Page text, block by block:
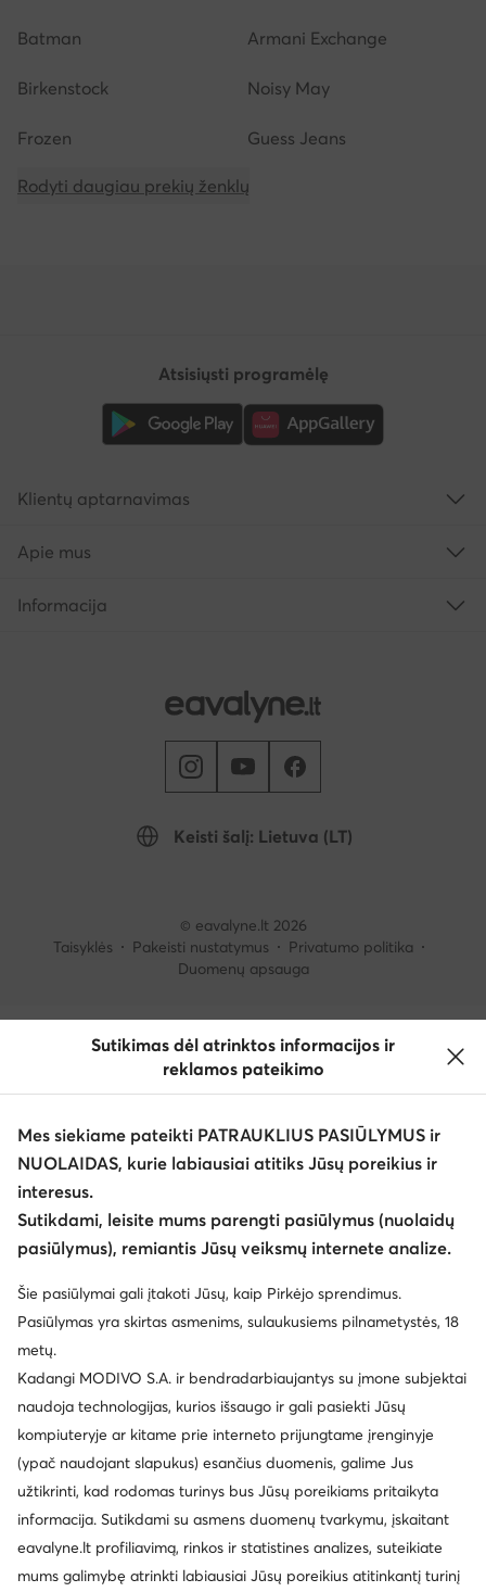
Batman Armani Exchange
Birkenstock Noisy May
Frozen Guess Jeans
Rodyti daugiau prekių ženklų
Keisti šalį: Lietuva (LT)
Atsisiųsti programėlę
Klientų aptarnavimas
Apie mus
Informacija
© eavalyne.lt 2026
Taisyklės
Pakeisti nustatymus
Privatumo politika
Duomenų apsauga
Sutikimas dėl atrinktos informacijos ir
reklamos pateikimo
Mes siekiame pateikti PATRAUKLIUS PASIŪLYMUS ir
NUOLAIDAS, kurie labiausiai atitiks Jūsų poreikius ir
interesus.
Sutikdami, leisite mums parengti pasiūlymus (nuolaidų
pasiūlymus), remiantis Jūsų veiksmų internete analize.
Šie pasiūlymai gali įtakoti Jūsų, kaip Pirkėjo sprendimus.
Pasiūlymas yra skirtas asmenims, sulaukusiems pilnametystės, 18
metų.
Kadangi MODIVO S.A. ir bendradarbiaujantys su įmone subjektai
naudoja technologijas, kurios išsaugo ir gali pasiekti Jūsų
kompiuteryje ar kitame prie interneto prijungtame įrenginyje
(ypač naudojant slapukus) esančius duomenis, galime Jus
užtikrinti, kad rodomas turinys bus Jūsų poreikiams pritaikyta
informacija. Sutikdami su asmens duomenų tvarkymu, įskaitant
eavalyne.lt profiliavimą, rinkos ir statistines analizes, suteikiate
mums galimybę atrinkti labiausiai Jūsų poreikius atitinkantį turinį